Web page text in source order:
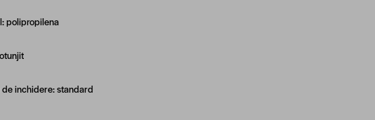
polipropilena
inchidere: standard